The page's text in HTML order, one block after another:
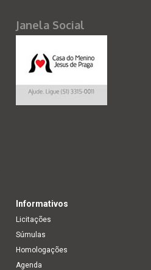
Janela Social
Informativos
Licitações
Súmulas
Homologações
Agenda